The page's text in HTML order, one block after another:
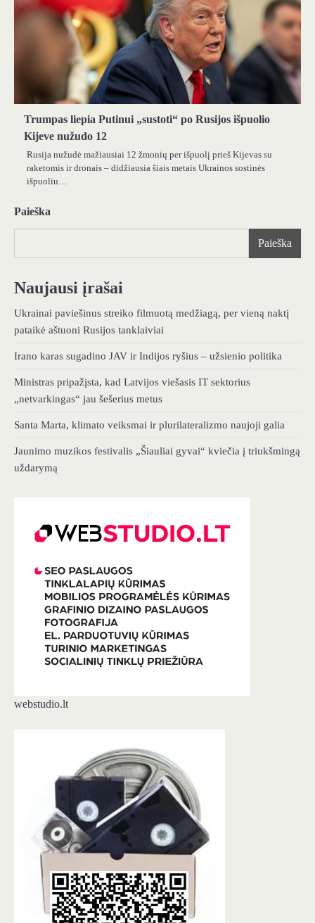
Trumpas liepia Putinui „sustoti“ po Rusijos išpuolio
Kijeve nužudo 12
Rusija nužudė mažiausiai 12 žmonių per išpuolį prieš Kijevas su
raketomis ir dronais – didžiausia šiais metais Ukrainos sostinės
išpuoliu…
Paieška
Paieška
Naujausi įrašai
Ukrainai paviešinus streiko filmuotą medžiagą, per vieną naktį
pataikė aštuoni Rusijos tanklaiviai
Irano karas sugadino JAV ir Indijos ryšius – užsienio politika
Ministras pripažįsta, kad Latvijos viešasis IT sektorius
„netvarkingas“ jau šešerius metus
Santa Marta, klimato veiksmai ir plurilateralizmo naujoji galia
Jaunimo muzikos festivalis „Šiauliai gyvai“ kviečia į triukšmingą
uždarymą
webstudio.lt